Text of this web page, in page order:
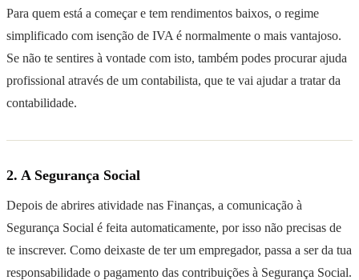
Para quem está a começar e tem rendimentos baixos, o regime
simplificado com isenção de IVA é normalmente o mais vantajoso.
Se não te sentires à vontade com isto, também podes procurar ajuda
profissional através de um contabilista, que te vai ajudar a tratar da
contabilidade.
2. A Segurança Social
Depois de abrires atividade nas Finanças, a comunicação à
Segurança Social é feita automaticamente, por isso não precisas de
te inscrever. Como deixaste de ter um empregador, passa a ser da tua
responsabilidade o pagamento das contribuições à Segurança Social.